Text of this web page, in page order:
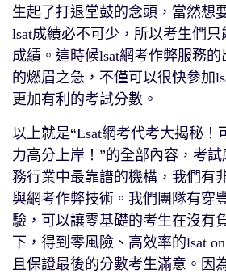
生起了打退堂鼓的念頭，當然想
lsat成績必不可少，所以考生們
成績。這時候lsat網考作弊服務
的燃眉之急，不僅可以很快參加
更加有利的考試分數。
以上就是“Lsat網考代考大揭秘！
力高分上岸！”的全部內容，考
務行業中最靠譜的機構，我們有
與網考作弊技術。我們團隊有穿
驗，可以讓零基礎的考生在沒有
下，得到零風險、高效率的lsat
且保證最後的分數考生滿意。因